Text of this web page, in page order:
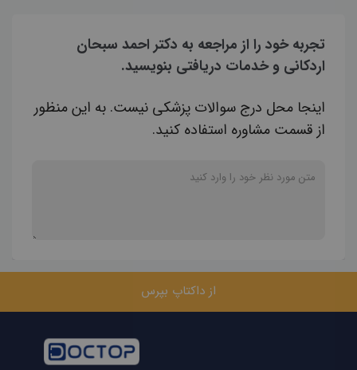
تجربه خود را از مراجعه به دکتر احمد سبحان
اردکانی و خدمات دریافتی بنویسید.
اینجا محل درج سوالات پزشکی نیست. به این منظور
از قسمت مشاوره استفاده کنید.
از داکتاپ بپرس